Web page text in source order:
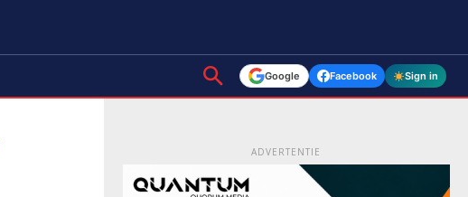
Google Facebook Sign in
ADVERTENTIE